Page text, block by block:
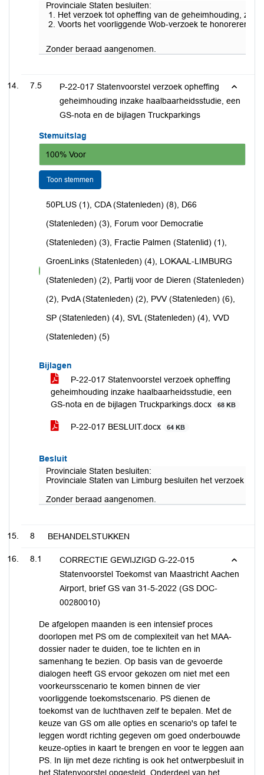
Provinciale Staten besluiten:
Het verzoek tot opheffing van de geheimhouding,
Voorts het voorliggende Wob-verzoek te honoreren.
Zonder beraad aangenomen.
7.5
P-22-017 Statenvoorstel verzoek opheffing
geheimhouding inzake haalbaarheidsstudie, een
GS-nota en de bijlagen Truckparkings
Stemuitslag
100% Voor
Toon stemmen
voor
50PLUS (1), CDA (Statenleden) (8), D66
(Statenleden) (3), Forum voor Democratie
(Statenleden) (3), Fractie Palmen (Statenlid) (1),
GroenLinks (Statenleden) (4), LOKAAL-LIMBURG
(Statenleden) (2), Partij voor de Dieren (Statenleden)
(2), PvdA (Statenleden) (2), PVV (Statenleden) (6),
SP (Statenleden) (4), SVL (Statenleden) (4), VVD
(Statenleden) (5)
Bijlagen
P-22-017 Statenvoorstel verzoek opheffing
geheimhouding inzake haalbaarheidsstudie, een
GS-nota en de bijlagen Truckparkings.docx
68 KB
P-22-017 BESLUIT.docx 64 KB
Besluit
Provinciale Staten besluiten:
Provinciale Staten van Limburg besluiten het verzoek tot
Zonder beraad aangenomen.
8 BEHANDELSTUKKEN
8.1
CORRECTIE GEWIJZIGD G-22-015
Statenvoorstel Toekomst van Maastricht Aachen
Airport, brief GS van 31-5-2022 (GS DOC-
00280010)
De afgelopen maanden is een intensief proces
doorlopen met PS om de complexiteit van het MAA-
dossier nader te duiden, toe te lichten en in
samenhang te bezien. Op basis van de gevoerde
dialogen heeft GS ervoor gekozen om niet met een
voorkeursscenario te komen binnen de vier
voorliggende toekomstscenario. PS dienen de
toekomst van de luchthaven zelf te bepalen. Met de
keuze van GS om alle opties en scenario's op tafel te
leggen wordt richting gegeven om goed onderbouwde
keuze-opties in kaart te brengen en voor te leggen aan
PS. In lijn met deze richting is ook het ontwerpbesluit in
het Statenvoorstel opgesteld. Onderdeel van het